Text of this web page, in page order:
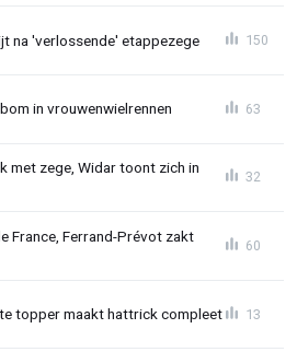
na 'verlossende' etappezege 150
in vrouwenwielrennen 63
met zege, Widar toont zich in
32
France, Ferrand-Prévot zakt
60
topper maakt hattrick compleet 13